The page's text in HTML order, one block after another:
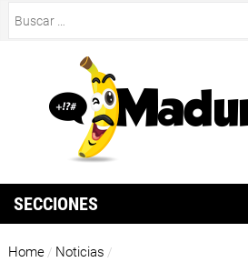
SECCIONES
Home / Noticias /